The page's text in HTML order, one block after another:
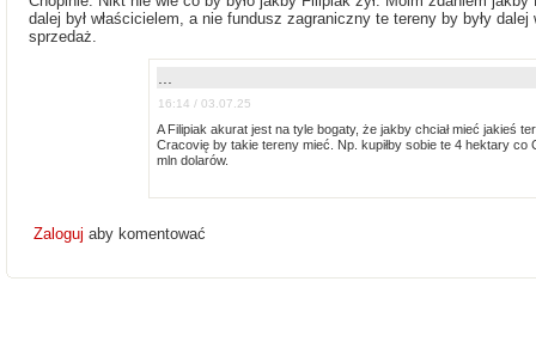
dalej był właścicielem, a nie fundusz zagraniczny te tereny by były
sprzedaż.
16:14 / 03.07.25
A Filipiak akurat jest na tyle bogaty, że jakby chciał mieć jakieś
Cracovię by takie tereny mieć. Np. kupiłby sobie te 4 hektary
mln dolarów.
Zaloguj aby komentować